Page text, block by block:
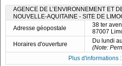
AGENCE DE L’ENVIRONNEMENT ET
NOUVELLE-AQUITAINE - SITE DE
Adresse géopostale
38 ter
87007
Horaires d'ouverture
Du lundi
(Note:
Plus d'informations